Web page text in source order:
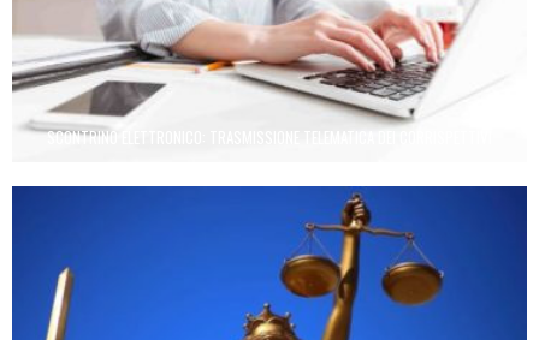
SCONTRINO ELETTRONICO: TRASMISSIONE TELEMATICA DEI CORRISPETTIVI